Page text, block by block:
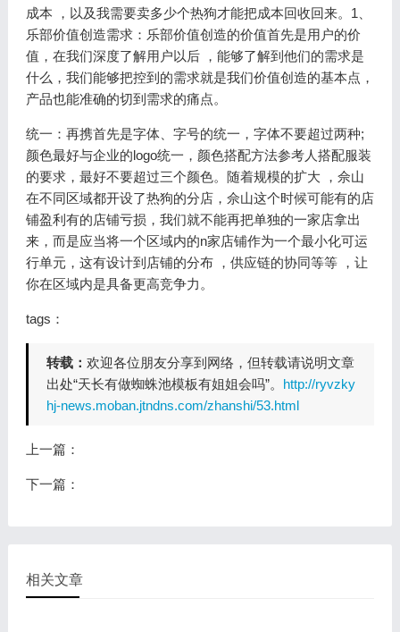
成本 ，以及我需要卖多少个热狗才能把成本回收回来。1、
乐部价值创造需求：乐部价值创造的价值首先是用户的价
值，在我们深度了解用户以后 ，能够了解到他们的需求是
什么，我们能够把控到的需求就是我们价值创造的基本点，
产品也能准确的切到需求的痛点。
统一：再携首先是字体、字号的统一，字体不要超过两种;
颜色最好与企业的logo统一，颜色搭配方法参考人搭配服装
的要求，最好不要超过三个颜色。随着规模的扩大 ，佘山
在不同区域都开设了热狗的分店，佘山这个时候可能有的店
铺盈利有的店铺亏损，我们就不能再把单独的一家店拿出
来，而是应当将一个区域内的n家店铺作为一个最小化可运
行单元，这有设计到店铺的分布 ，供应链的协同等等 ，让
你在区域内是具备更高竞争力。
tags：
转载： 欢迎各位朋友分享到网络，但转载请说明文章
出处“天长有做蜘蛛池模板有姐姐会吗”。 http://ryvzky
hj-news.moban.jtndns.com/zhanshi/53.html
上一篇：
下一篇：
相关文章